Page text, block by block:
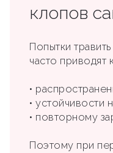
клопов
Попытки
часто приводят
•
• устойчивости
• повторному
Поэтому при